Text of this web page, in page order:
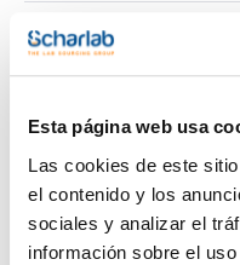
Esta página web usa
Las cookies de este
el contenido y los
sociales y analizar el
información sobre el
Imprimir ficha de
producto
Rango temperatura (ºC) :
Exactitud : ±0,3°C
Precisión : 0,01ºC
Sondas : 2 sondas
Pack (u.) : 1
Termómetro de alta
diferentes de cualquier
Ver más